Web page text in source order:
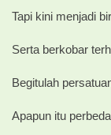
Tapi kini menjadi
Serta berkobar
Begitulah
Apapun itu